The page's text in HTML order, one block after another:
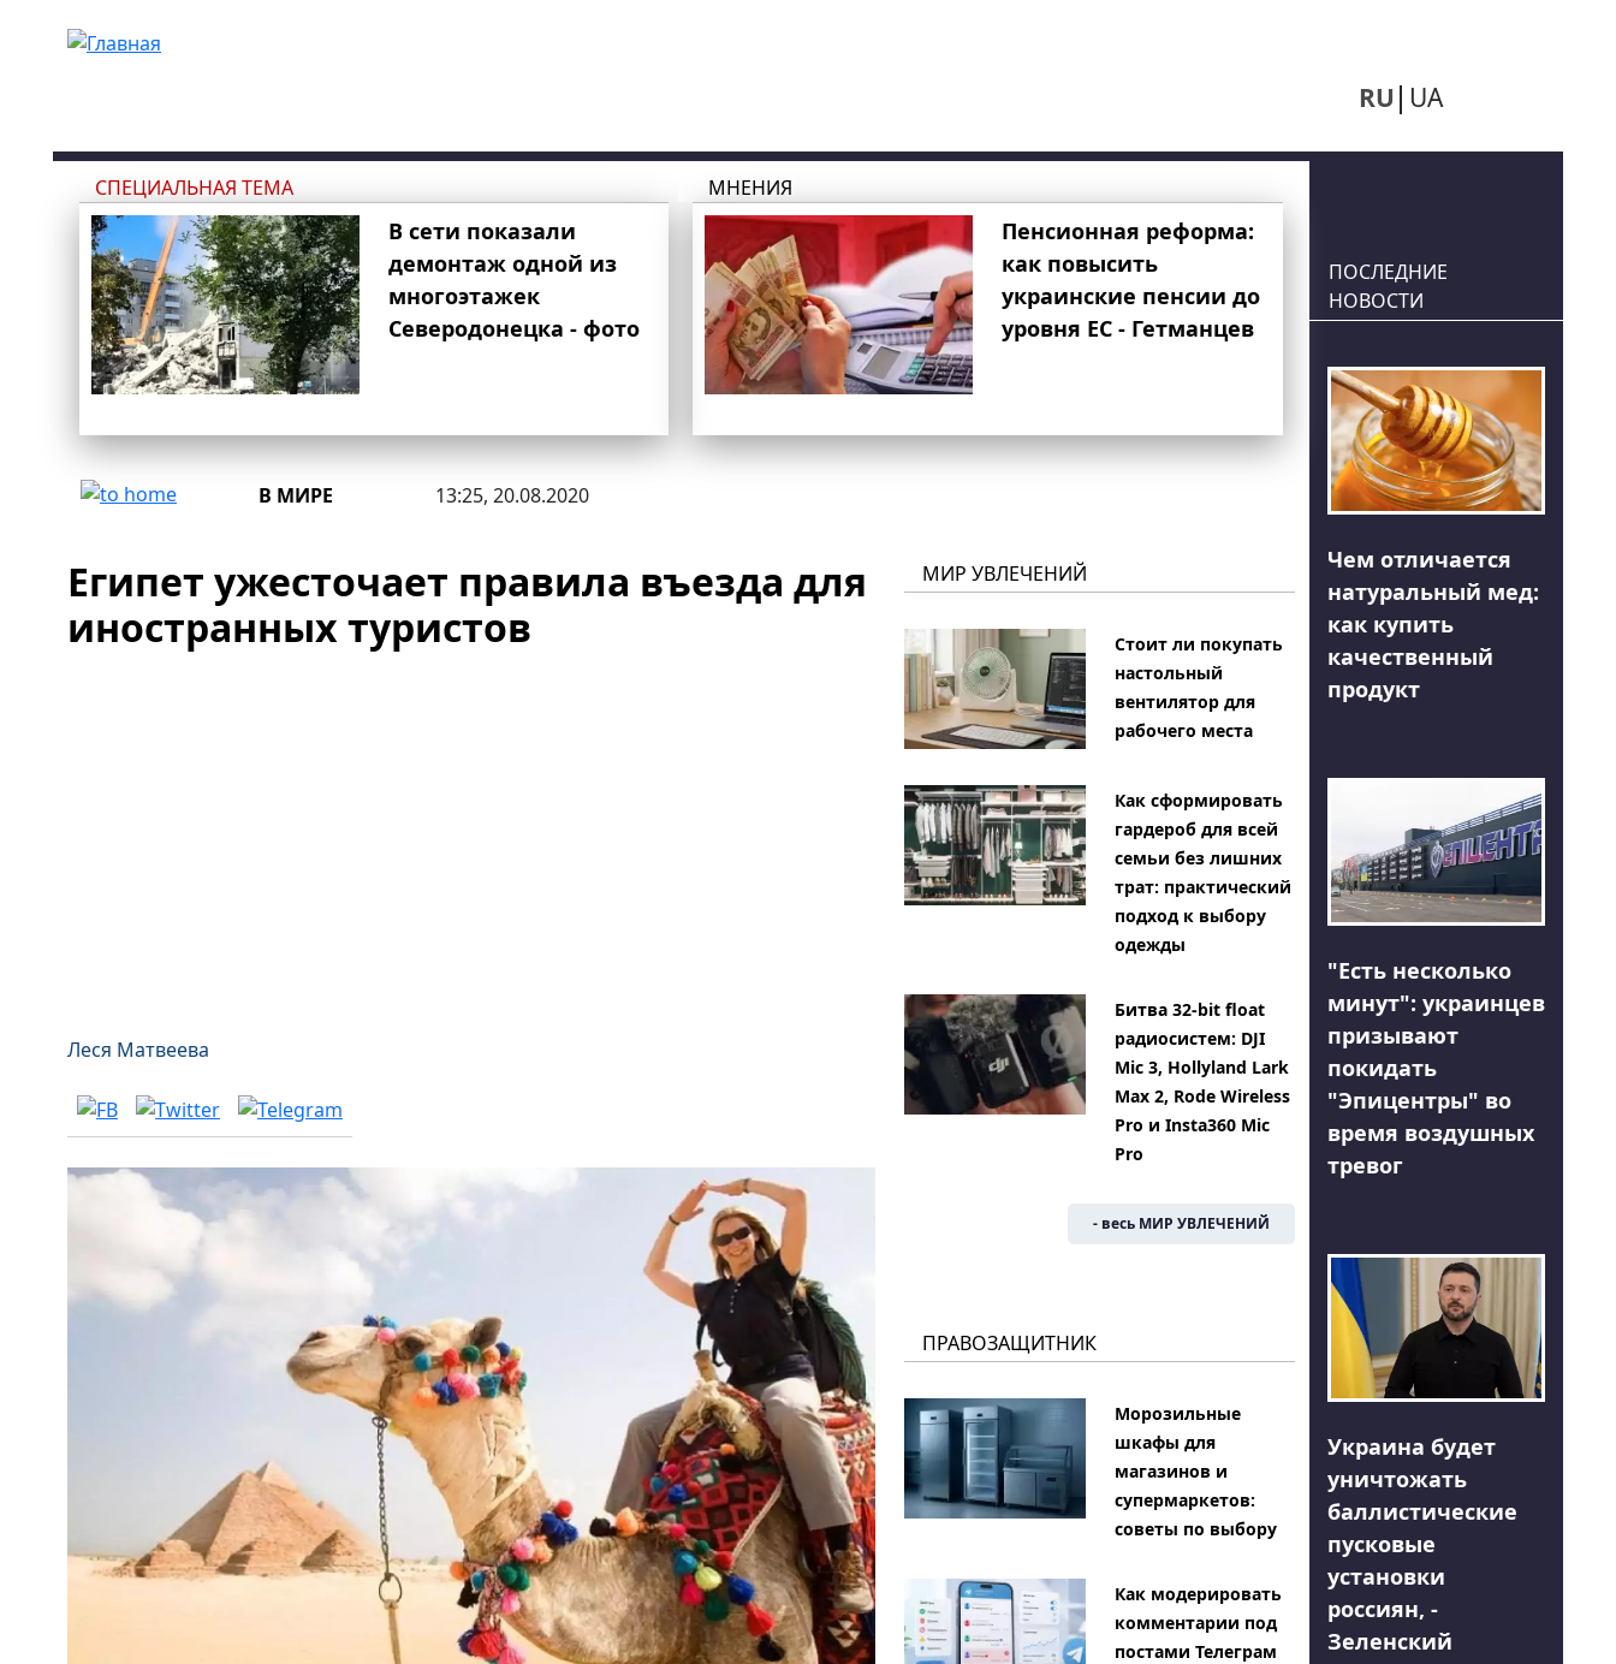
RU UA
СПЕЦИАЛЬНАЯ ТЕМА
В сети показали
демонтаж одной из
многоэтажек
Северодонецка - фото
МНЕНИЯ
Пенсионная реформа:
как повысить
украинские пенсии до
уровня ЕС - Гетманцев
В МИРЕ 13:25, 20.08.2020
Египет ужесточает правила въезда для
иностранных туристов
Леся Матвеева
МИР УВЛЕЧЕНИЙ
Стоит ли покупать
настольный
вентилятор для
рабочего места
Как сформировать
гардероб для всей
семьи без лишних
трат: практический
подход к выбору
одежды
Битва 32-bit float
радиосистем: DJI
Mic 3, Hollyland Lark
Max 2, Rode Wireless
Pro и Insta360 Mic
Pro
- весь МИР УВЛЕЧЕНИЙ
ПРАВОЗАЩИТНИК
Морозильные
шкафы для
магазинов и
супермаркетов:
советы по выбору
Как модерировать
комментарии под
постами Телеграм
ПОСЛЕДНИЕ
НОВОСТИ
Чем отличается
натуральный мед:
как купить
качественный
продукт
"Есть несколько
минут": украинцев
призывают
покидать
"Эпицентры" во
время воздушных
тревог
Украина будет
уничтожать
баллистические
пусковые
установки
россиян, -
Зеленский